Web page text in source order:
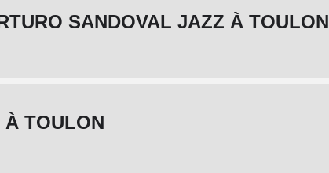
SANDOVAL JAZZ À TOULON
TOULON